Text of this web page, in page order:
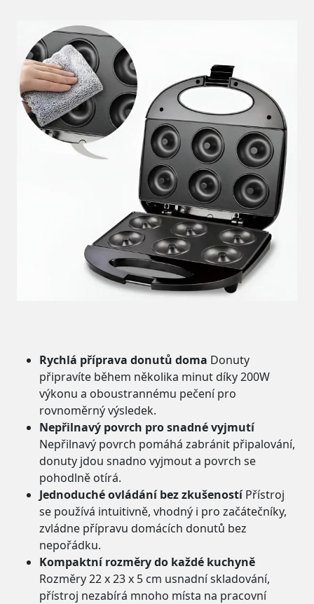
Rychlá příprava donutů doma Donuty
připravíte během několika minut díky 200W
výkonu a oboustrannému pečení pro
rovnoměrný výsledek.
Nepřilnavý povrch pro snadné vyjmutí
Nepřilnavý povrch pomáhá zabránit připalování,
donuty jdou snadno vyjmout a povrch se
pohodlně otírá.
Jednoduché ovládání bez zkušenostíPřístroj
se používá intuitivně, vhodný i pro začátečníky,
zvládne přípravu domácích donutů bez
nepořádku.
Kompaktní rozměry do každé kuchyně
Rozměry 22 x 23 x 5 cm usnadní skladování,
přístroj nezabírá mnoho místa na pracovní